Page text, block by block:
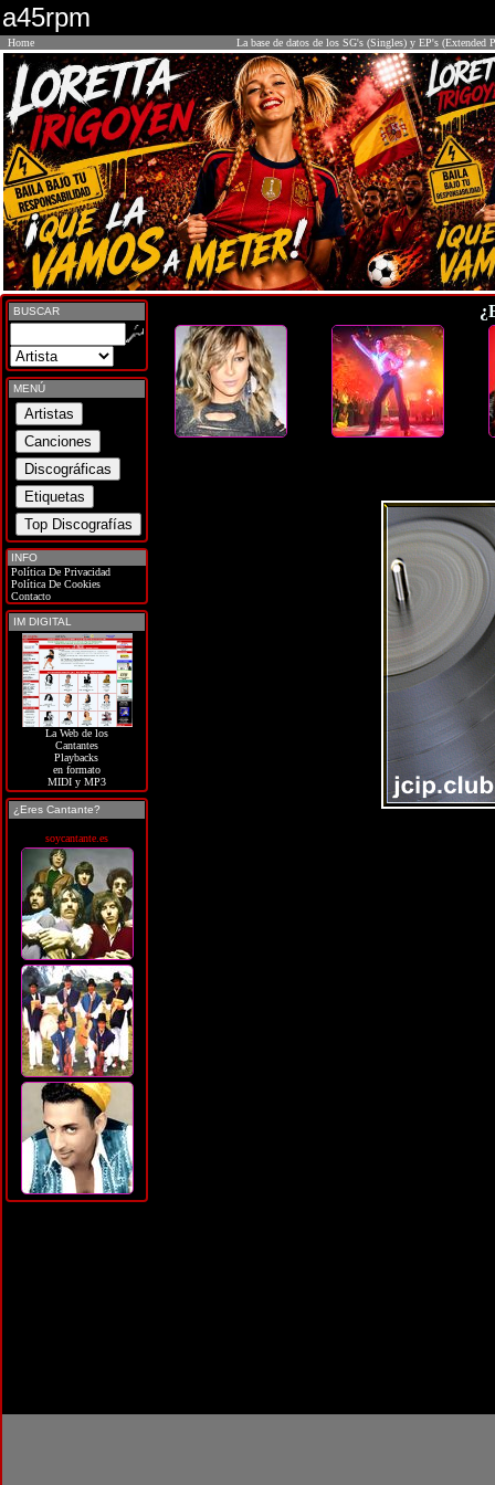
a45rpm
Home La base de datos de los SG's (Singles) y EP's (Extended
BUSCAR
MENÚ
INFO
Política De Privacidad
Política De Cookies
Contacto
IM DIGITAL
La Web de los
Cantantes
Playbacks
en formato
MIDI y MP3
¿Eres Cantante?
soycantante.es